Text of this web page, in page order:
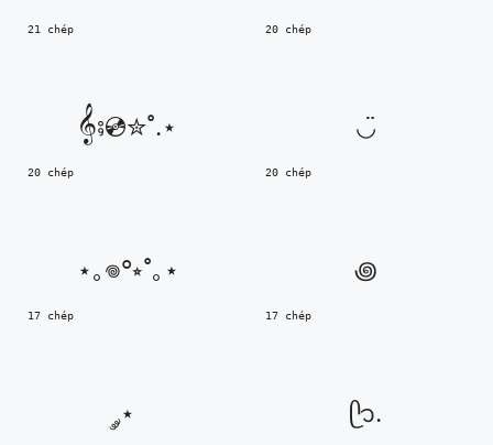
21 chép 20 chép
20 chép
𝄞⨾💿✮˚.⋆
20 chép
◡̈
17 chép
⋆｡𖦹°⭒˚｡⋆
17 chép
꩜
༘⋆ ᥫ᭡.